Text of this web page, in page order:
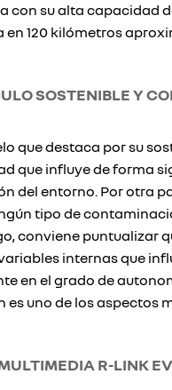
con su alta capacidad
en 120 kilómetros
SOSTENIBLE Y
que destaca por su
que influye de forma
del entorno. Por otra
tipo de
conviene puntualizar
internas que
en el grado de
es uno de los aspectos
R-LINK